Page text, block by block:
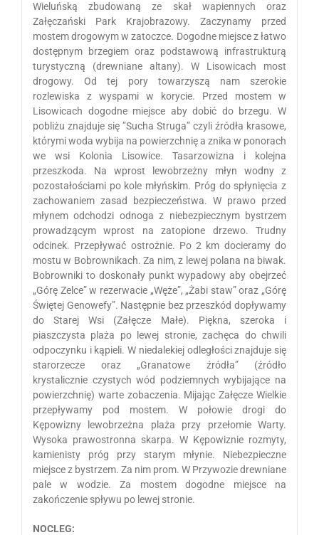
Wieluńską zbudowaną ze skał wapiennych oraz
Załęczański Park Krajobrazowy. Zaczynamy przed
mostem drogowym w zatoczce. Dogodne miejsce z łatwo
dostępnym brzegiem oraz podstawową infrastrukturą
turystyczną (drewniane altany). W Lisowicach most
drogowy. Od tej pory towarzyszą nam szerokie
rozlewiska z wyspami w korycie. Przed mostem w
Lisowicach dogodne miejsce aby dobić do brzegu. W
pobliżu znajduje się ”Sucha Struga” czyli źródła krasowe,
którymi woda wybija na powierzchnię a znika w ponorach
we wsi Kolonia Lisowice. Tasarzowizna i kolejna
przeszkoda. Na wprost lewobrzeżny młyn wodny z
pozostałościami po kole młyńskim. Próg do spłynięcia z
zachowaniem zasad bezpieczeństwa. W prawo przed
młynem odchodzi odnoga z niebezpiecznym bystrzem
prowadzącym wprost na zatopione drzewo. Trudny
odcinek. Przepływać ostrożnie. Po 2 km docieramy do
mostu w Bobrownikach. Za nim, z lewej polana na biwak.
Bobrowniki to doskonały punkt wypadowy aby obejrzeć
„Górę Zelce” w rezerwacie „Węże”, „Żabi staw” oraz „Górę
Świętej Genowefy”. Następnie bez przeszkód dopływamy
do Starej Wsi (Załęcze Małe). Piękna, szeroka i
piaszczysta plaża po lewej stronie, zachęca do chwili
odpoczynku i kąpieli. W niedalekiej odległości znajduje się
starorzecze oraz „Granatowe źródła” (źródło
krystalicznie czystych wód podziemnych wybijające na
powierzchnię) warte zobaczenia. Mijając Załęcze Wielkie
przepływamy pod mostem. W połowie drogi do
Kępowizny lewobrzeżna plaża przy przełomie Warty.
Wysoka prawostronna skarpa. W Kępowiznie rozmyty,
kamienisty próg przy starym młynie. Niebezpieczne
miejsce z bystrzem. Za nim prom. W Przywozie drewniane
pale w wodzie. Za mostem dogodne miejsce na
zakończenie spływu po lewej stronie.
NOCLEG: